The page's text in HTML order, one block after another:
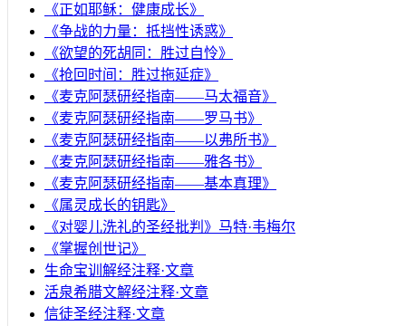
《正如耶稣：健康成长》
《争战的力量：抵挡性诱惑》
《欲望的死胡同：胜过自怜》
《抢回时间：胜过拖延症》
《麦克阿瑟研经指南——马太福音》
《麦克阿瑟研经指南——罗马书》
《麦克阿瑟研经指南——以弗所书》
《麦克阿瑟研经指南——雅各书》
《麦克阿瑟研经指南——基本真理》
《属灵成长的钥匙》
《对婴儿洗礼的圣经批判》马特·韦梅尔
《掌握创世记》
生命宝训解经注释·文章
活泉希腊文解经注释·文章
信徒圣经注释·文章